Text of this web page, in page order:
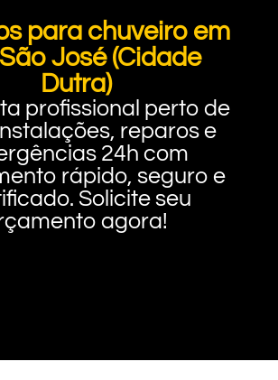
para chuveiro em
José (Cidade
Dutra)
profissional perto de
reparos e
24h com
rápido, seguro e
Solicite seu
agora!